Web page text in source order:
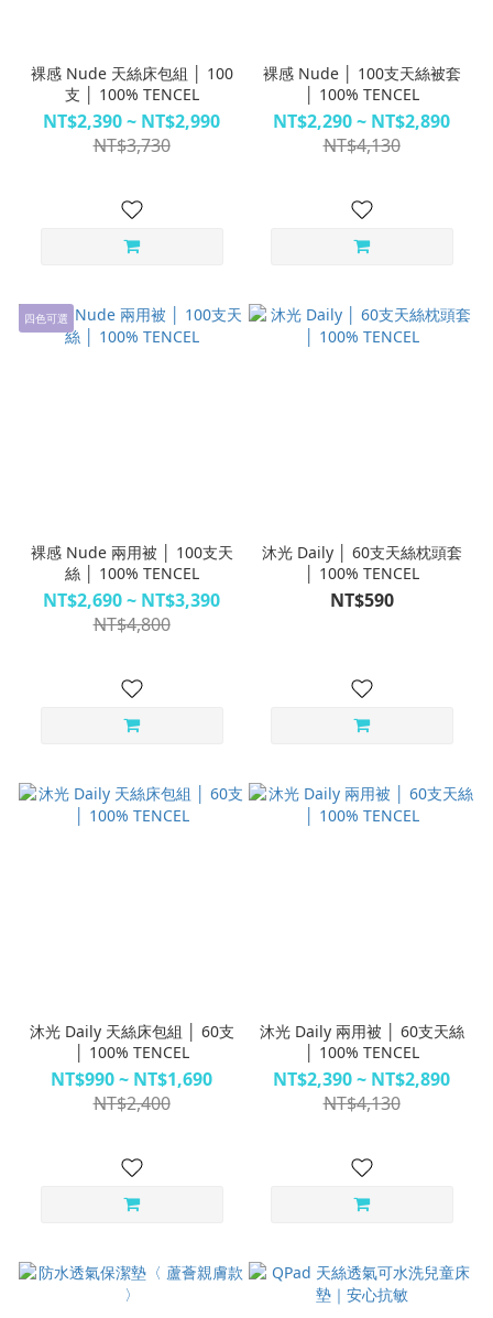
裸感 Nude 天絲床包組 │ 100
支 │ 100% TENCEL
NT$2,390 ~ NT$2,990
NT$3,730
裸感 Nude │ 100支天絲被套
│ 100% TENCEL
NT$2,290 ~ NT$2,890
NT$4,130
四色可選
裸感 Nude 兩用被 │ 100支天
絲 │ 100% TENCEL
NT$2,690 ~ NT$3,390
NT$4,800
沐光 Daily │ 60支天絲枕頭套
│ 100% TENCEL
NT$590
沐光 Daily 天絲床包組 │ 60支
│ 100% TENCEL
NT$990 ~ NT$1,690
NT$2,400
沐光 Daily 兩用被 │ 60支天絲
│ 100% TENCEL
NT$2,390 ~ NT$2,890
NT$4,130